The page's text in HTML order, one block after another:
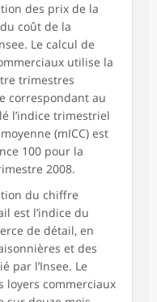
des prix de la
coût de la
Le calcul de
utilise la
trimestres
correspondant au
l’indice trimestriel
(mICC) est
100 pour la
2008.
du chiffre
est l’indice du
de détail, en
et des
par l’Insee. Le
loyers commerciaux